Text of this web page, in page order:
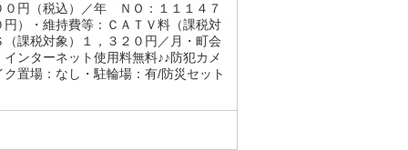
０円（税込）／年 ＮＯ：１１１４７
）・維持費等：ＣＡＴＶ料（課税対
課税対象）１，３２０円／月・町会
ンターネット使用料無料♪♪防犯カメ
置場：なし・駐輪場：有/防災セット